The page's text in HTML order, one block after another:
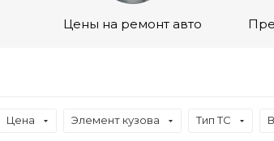
Цены на ремонт авто
Цена Элемент кузова Тип ТС